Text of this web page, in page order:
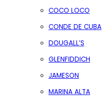
COCO LOCO
CONDE DE CUBA
DOUGALL’S
GLENFIDDICH
JAMESON
MARINA ALTA